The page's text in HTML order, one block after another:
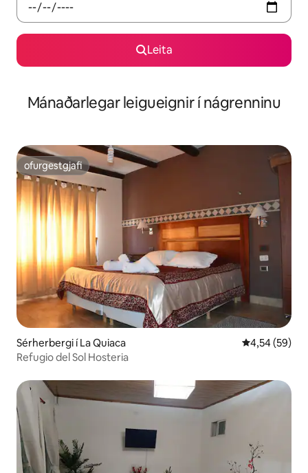
Leita
Mánaðarlegar leigueignir í nágrenninu
ofurgestgjafi
ofurgestgjafi
Sérherbergi í La Quiaca 4,54 af 5 í
4,54 (59)
Refugio del Sol Hosteria